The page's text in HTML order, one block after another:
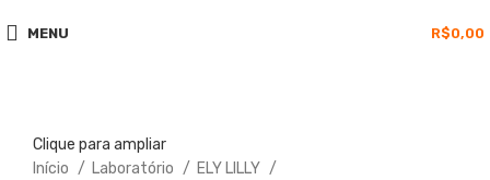
MENU R$0,00
Clique para ampliar
Início
Laboratório
ELY LILLY